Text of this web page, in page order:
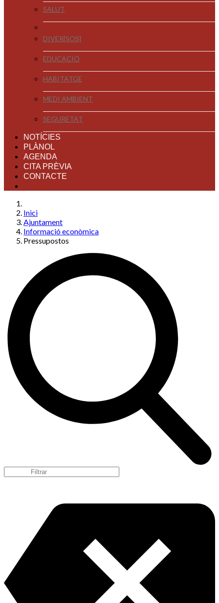
SALUT
DIVER[SOS]
EDUCACIÓ
HABITATGE
MEDI AMBIENT
SEGURETAT
NOTÍCIES
PLÀNOL
AGENDA
CITA PRÈVIA
CONTACTE
Inici
Ajuntament
Informació econòmica
Pressupostos